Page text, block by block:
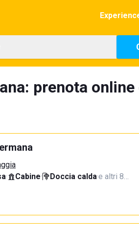
prenota
· Cabine· Doccia calda·e altri 8…